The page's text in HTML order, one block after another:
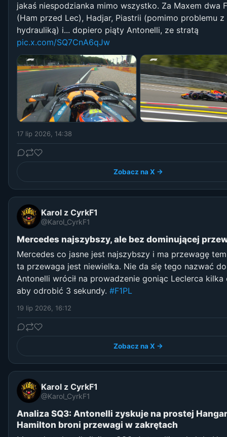
jakaś niespodzianka mimo wszystko. Za Maxem dwa
(Ham przed Lec), Hadjar, Piastrii (pomimo problemu z
hydrauliką) i... dopiero piąty Antonelli, ze stratą
pic.x.com/SQ7CnA6qJw
17 lip 2026, 14:38
Zobacz na X →
Karol z CyrkF1
@Karol_CyrkF1
Mercedes najszybszy, ale bez dominującej
Mercedes co jasne jest najszybszy i ma przewagę
ta przewaga jest niewielka. Nie da się tego nazwać
Antonelli wrócił na prowadzenie goniąc Leclerca kilka
aby odrobić 3 sekundy. #F1PL
19 lip 2026, 16:12
Zobacz na X →
Karol z CyrkF1
@Karol_CyrkF1
Analiza SQ3: Antonelli zyskuje na prostej
Hamilton broni przewagi w zakrętach